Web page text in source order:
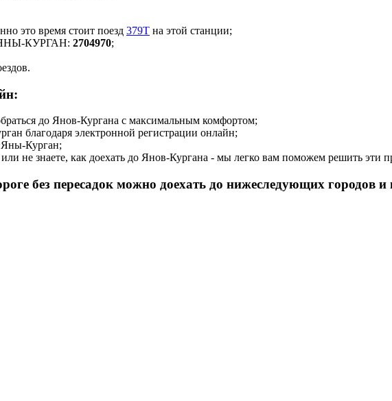
это время стоит поезд 379Т на этой станции;
ЯНЫ-КУРГАН: 2704970;
до Янов-Кургана с максимальным комфортом;
благодаря электронной регистрации онлайн;
Яны-Курган;
не знаете, как доехать до Янов-Кургана - мы легко вам поможем решить эти
без пересадок можно доехать до нижеследующих городов и